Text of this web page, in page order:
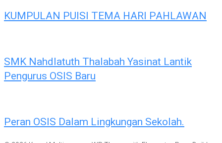
KUMPULAN PUISI TEMA HARI PAHLAWAN
SMK Nahdlatuth Thalabah Yasinat Lantik
Pengurus OSIS Baru
Peran OSIS Dalam Lingkungan Sekolah.